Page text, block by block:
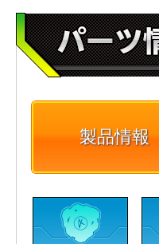
製品情報